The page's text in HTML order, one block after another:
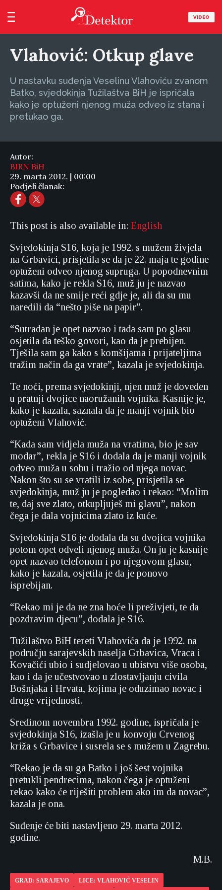
VIDEO
Vlahović: Otkup glave
U nastavku suđenja Veselinu Vlahoviću zvanom
Batko, svjedokinja Tužilaštva BiH je ispričala
kako je optuženi njenog muža odveo iz stana i
pretukao ga.
Autor:
BIRN BiH
29. marta 2012. | 00:00
Podjeli članak:
This post is also available in: English
Svjedokinja S16, koja je 1992. s mužem živjela
na Grbavici, prisjetila se da je 22. maja te godine
optuženi odveo njenog supruga. U popodnevnim
satima, kako je rekla S16, muž ju je nazvao
kazavši da ne smije reći gdje je, ali da su mu
naredili da “nešto piše na papir”.
“Sutradan je opet nazvao i tada sam po glasu
osjetila da teško govori, kao da je prebijen.
Tješila sam ga kako s komšijama i prijateljima
tražim način da ga vrate”, kazala je svjedokinja.
Te noći, prema svjedokinji, njen muž je doveden
u pratnji dvojice naoružanih vojnika. Kasnije je,
kako je kazala, saznala da je manji vojnik bio
optuženi Vlahović.
“Kada sam vidjela muža na vratima, bio je sav
modar”, rekla je S16 i dodala da je manji vojnik
odveo muža u sobu i tražio od njega novac.
Nakon što su se vratili iz sobe, prisjetila se
svjedokinja, muž ju je pogledao i rekao: “Molim
te, daj sve zlato, otkupljuješ mi glavu”, nakon
čega je dala vojnicima zlato iz kuće.
Svjedokinja S16 je dodala da su dvojica vojnika
potom opet odveli njenog muža. On ju je kasnije
opet nazvao telefonom i po njegovom glasu,
kako je kazala, osjetila je da je ponovo
isprebijan.
“Rekao mi je da ne zna hoće li preživjeti, te da
pozdravim djecu”, dodala je S16.
Tužilaštvo BiH tereti Vlahovića da je 1992. na
području sarajevskih naselja Grbavica, Vraca i
Kovačići ubio i sudjelovao u ubistvu više osoba,
kao i da je učestvovao u zlostavljanju civila
Bošnjaka i Hrvata, kojima je oduzimao novac i
druge vrijednosti.
Sredinom novembra 1992. godine, ispričala je
svjedokinja S16, izašla je u konvoju Crvenog
križa s Grbavice i susrela se s mužem u Zagrebu.
“Rekao je da su ga Batko i još šest vojnika
pretukli pendrecima, nakon čega je optuženi
rekao kako će riješiti problem ako im da novac”,
kazala je ona.
Suđenje će biti nastavljeno 29. marta 2012.
godine.
M.B.
GRAD: SARAJEVO LICE: VLAHOVIĆ VESELIN